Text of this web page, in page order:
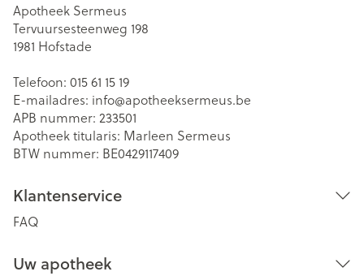
Apotheek Sermeus
Tervuursesteenweg 198
1981 Hofstade
Telefoon: 015 61 15 19
E-mailadres: info@apotheeksermeus.be
APB nummer: 233501
Apotheek titularis: Marleen Sermeus
BTW nummer: BE0429117409
Klantenservice
FAQ
Uw apotheek